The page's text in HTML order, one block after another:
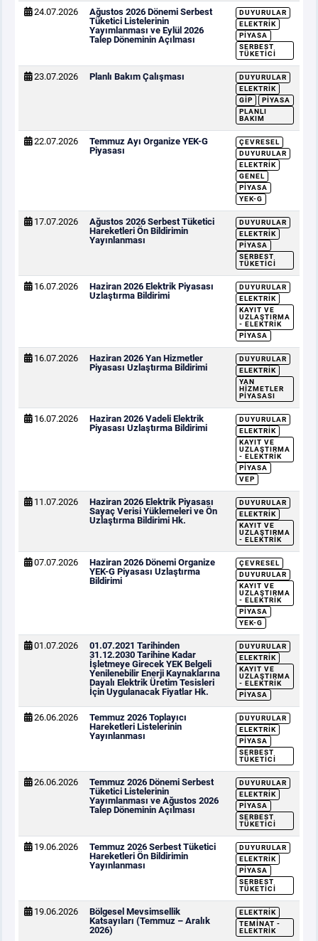
24.07.2026
Ağustos 2026 Dönemi Serbest
Tüketici Listelerinin
Yayımlanması ve Eylül 2026
Talep Döneminin Açılması
DUYURULAR
ELEKTRIK
PIYASA
SERBEST
TÜKETICI
23.07.2026 Planlı Bakım Çalışması
DUYURULAR
ELEKTRIK
GİP
PIYASA
PLANLI
BAKIM
22.07.2026
Temmuz Ayı Organize YEK-G
Piyasası
ÇEVRESEL
DUYURULAR
ELEKTRIK
GENEL
PIYASA
YEK-G
17.07.2026
Ağustos 2026 Serbest Tüketici
Hareketleri Ön Bildirimin
Yayınlanması
DUYURULAR
ELEKTRIK
PIYASA
SERBEST
TÜKETICI
16.07.2026
Haziran 2026 Elektrik Piyasası
Uzlaştırma Bildirimi
DUYURULAR
ELEKTRIK
KAYIT VE
UZLAŞTIRMA
- ELEKTRIK
PIYASA
16.07.2026
Haziran 2026 Yan Hizmetler
Piyasası Uzlaştırma Bildirimi
DUYURULAR
ELEKTRIK
YAN
HIZMETLER
PIYASASI
16.07.2026
Haziran 2026 Vadeli Elektrik
Piyasası Uzlaştırma Bildirimi
DUYURULAR
ELEKTRIK
KAYIT VE
UZLAŞTIRMA
- ELEKTRIK
PIYASA
VEP
11.07.2026
Haziran 2026 Elektrik Piyasası
Sayaç Verisi Yüklemeleri ve Ön
Uzlaştırma Bildirimi Hk.
DUYURULAR
ELEKTRIK
KAYIT VE
UZLAŞTIRMA
- ELEKTRIK
07.07.2026
Haziran 2026 Dönemi Organize
YEK-G Piyasası Uzlaştırma
Bildirimi
ÇEVRESEL
DUYURULAR
KAYIT VE
UZLAŞTIRMA
- ELEKTRIK
PIYASA
YEK-G
01.07.2026
01.07.2021 Tarihinden
31.12.2030 Tarihine Kadar
İşletmeye Girecek YEK Belgeli
Yenilenebilir Enerji Kaynaklarına
Dayalı Elektrik Üretim Tesisleri
İçin Uygulanacak Fiyatlar Hk.
DUYURULAR
ELEKTRIK
KAYIT VE
UZLAŞTIRMA
- ELEKTRIK
PIYASA
26.06.2026
Temmuz 2026 Toplayıcı
Hareketleri Listelerinin
Yayınlanması
DUYURULAR
ELEKTRIK
PIYASA
SERBEST
TÜKETICI
26.06.2026
Temmuz 2026 Dönemi Serbest
Tüketici Listelerinin
Yayımlanması ve Ağustos 2026
Talep Döneminin Açılması
DUYURULAR
ELEKTRIK
PIYASA
SERBEST
TÜKETICI
19.06.2026
Temmuz 2026 Serbest Tüketici
Hareketleri Ön Bildirimin
Yayınlanması
DUYURULAR
ELEKTRIK
PIYASA
SERBEST
TÜKETICI
19.06.2026
Bölgesel Mevsimsellik
Katsayıları (Temmuz – Aralık
2026)
ELEKTRIK
TEMINAT -
ELEKTRIK